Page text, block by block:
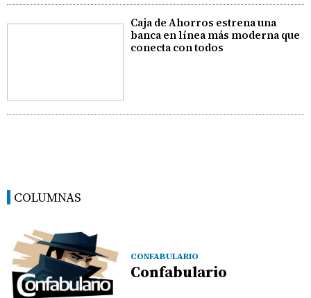
Caja de Ahorros estrena una
banca en línea más moderna que
conecta con todos
COLUMNAS
CONFABULARIO
Confabulario